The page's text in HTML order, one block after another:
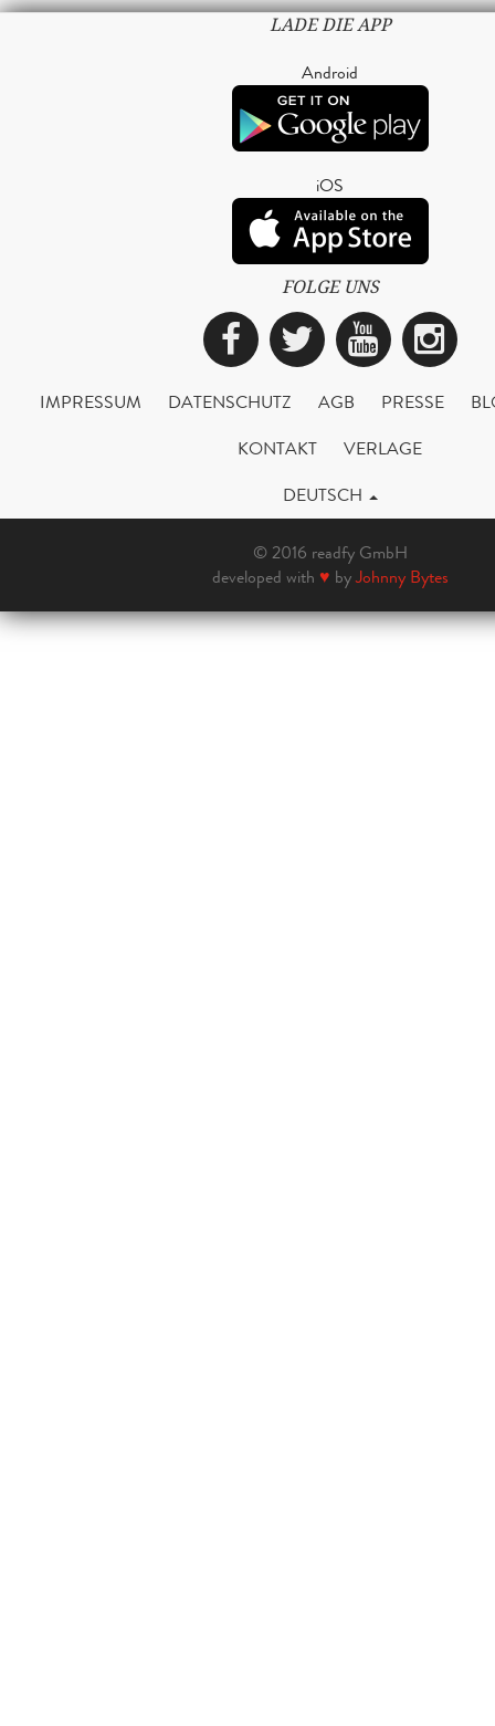
LADE DIE APP
Android
iOS
FOLGE UNS
Facebook
Twitter
IMPRESSUM DATENSCHUTZ AGB PRESSE
KONTAKT
VERLAGE
DEUTSCH
© 2016 readfy GmbH
developed with ♥ byJohnny Bytes